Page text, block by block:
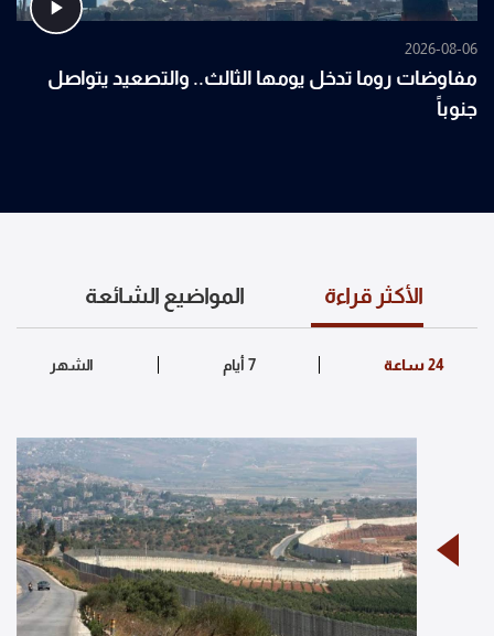
2026-08-06
مفاوضات روما تدخل يومها الثالث.. والتصعيد يتواصل
جنوباً
الأكثر قراءة المواضيع الشائعة